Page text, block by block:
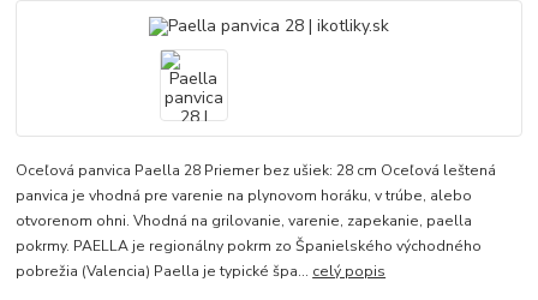
Oceľová panvica Paella 28 Priemer bez ušiek: 28 cm Oceľová leštená
panvica je vhodná pre varenie na plynovom horáku, v trúbe, alebo
otvorenom ohni. Vhodná na grilovanie, varenie, zapekanie, paella
pokrmy. PAELLA je regionálny pokrm zo Španielského východného
pobrežia (Valencia) Paella je typické špa... celý popis